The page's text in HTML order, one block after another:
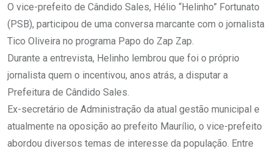
O vice-prefeito de Cândido Sales, Hélio “Helinho” Fortunato
(PSB), participou de uma conversa marcante com o jornalista
Tico Oliveira no programa Papo do Zap Zap.
Durante a entrevista, Helinho lembrou que foi o próprio
jornalista quem o incentivou, anos atrás, a disputar a
Prefeitura de Cândido Sales.
Ex-secretário de Administração da atual gestão municipal e
atualmente na oposição ao prefeito Maurílio, o vice-prefeito
abordou diversos temas de interesse da população. Entre